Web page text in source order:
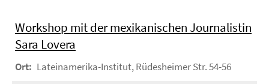
Workshop mit der mexikanischen Journalistin
Sara Lovera
Ort: Lateinamerika-Institut, Rüdesheimer Str. 54-56